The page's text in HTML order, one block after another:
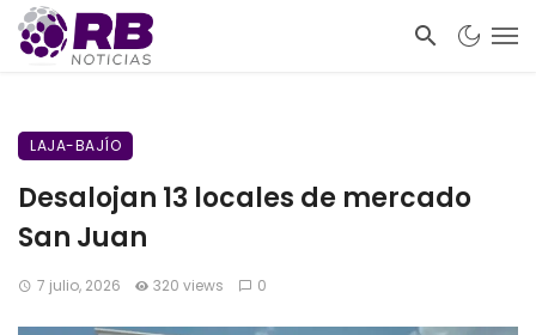
LAJA-BAJÍO
Desalojan 13 locales de mercado
San Juan
7 julio, 2026 320 views 0